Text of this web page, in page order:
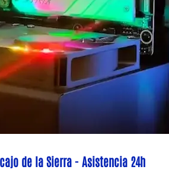
de la Sierra - Asistencia 24h